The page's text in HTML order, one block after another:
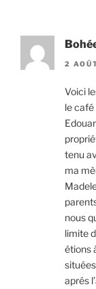
2
Voici
le café
tenu
ma
nous
limite
étions
aprés